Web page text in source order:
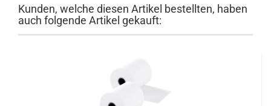
Kunden, welche diesen Artikel bestellten, haben
auch folgende Artikel gekauft: